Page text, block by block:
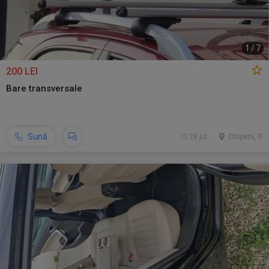
1 / 7
200 LEI
Bare transversale
Sună Otopeni, IF
28 jul.